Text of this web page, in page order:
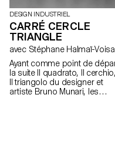
Lausannoise – Les
dans le cadre de leurs
diplômes de fin d’études.
DESIGN INDUSTRIEL
CARRÉ CERCLE
TRIANGLE
avec Stéphane Halmaï-
Ayant comme point de
la suite Il quadrato, Il
Il triangolo du designer et
artiste Bruno Munari, les